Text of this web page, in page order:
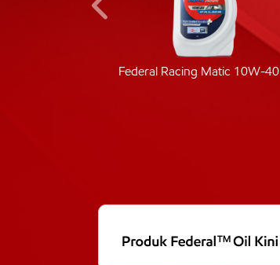
Federal Racing Matic 10W-40